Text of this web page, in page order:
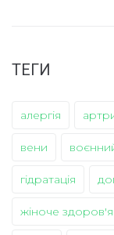
ТЕГИ
алергія
вени
гідратація
жіноче здоров'я